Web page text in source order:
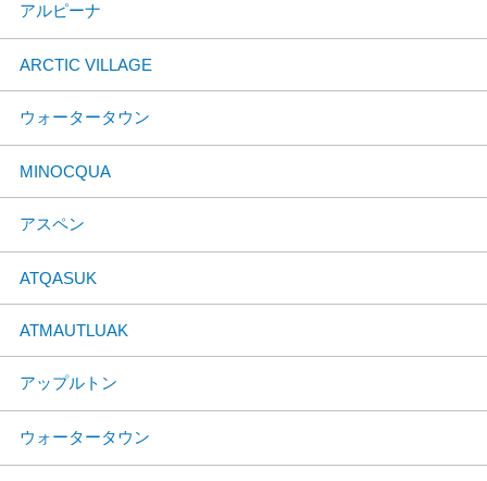
アルピーナ
ARCTIC VILLAGE
ウォータータウン
MINOCQUA
アスペン
ATQASUK
ATMAUTLUAK
アップルトン
ウォータータウン